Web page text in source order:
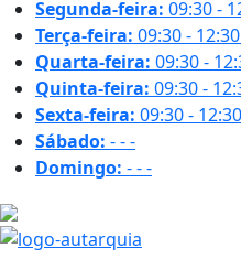
Segunda-feira: 09:30 -
Terça-feira: 09:30 - 12:30
Quarta-feira: 09:30 -
Quinta-feira: 09:30 -
Sexta-feira: 09:30 - 12:30
Sábado: ---
Domingo: ---